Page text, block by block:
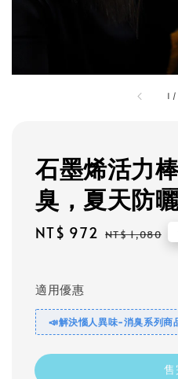
1 /
石墨烯活力
臭，夏天防
Sale
NT$ 972 Regular
NT$ 1,080
適用優惠
📣解決惱人異味-消臭系列商
售